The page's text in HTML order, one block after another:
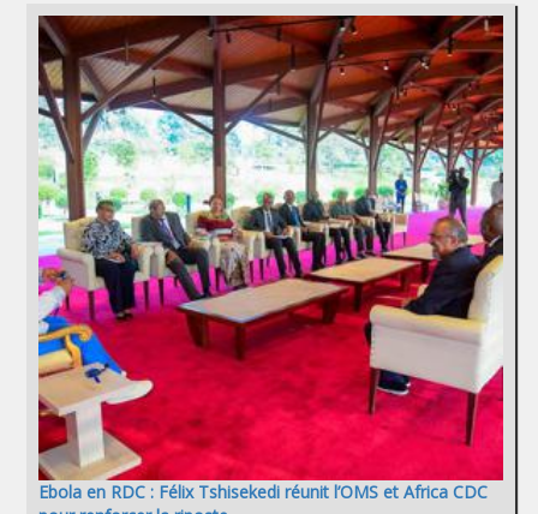
Ebola en RDC : Félix Tshisekedi réunit l’OMS et Africa CDC